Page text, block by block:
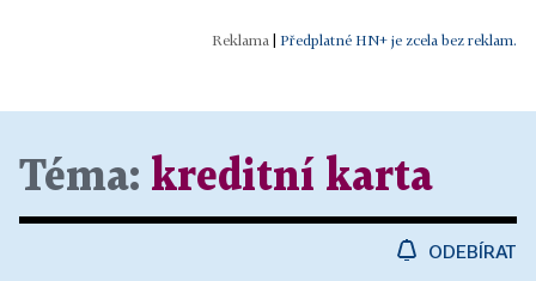
Předplatné HN+ je zcela bez reklam.
Téma: kreditní karta
ODEBÍRAT